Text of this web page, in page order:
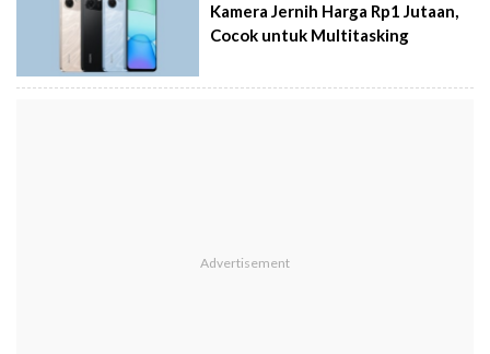
Kamera Jernih Harga Rp1 Jutaan,
Cocok untuk Multitasking